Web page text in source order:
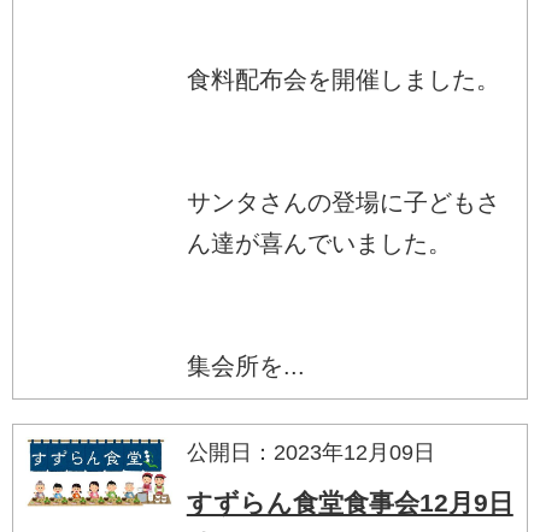
食料配布会を開催しました。
サンタさんの登場に子どもさ
ん達が喜んでいました。
集会所を...
公開日：2023年12月09日
すずらん食堂食事会12月9日